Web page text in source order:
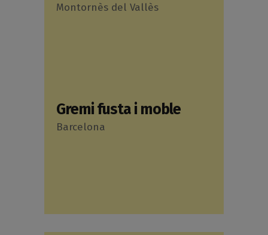
Montornès del Vallès
Gremi fusta i moble
Barcelona